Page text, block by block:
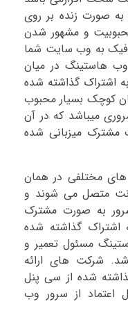
صورت زنده بر روی
و مشهور شدن
به وب سایت شما
هاستینگ در میان
اشتراک گذاشته شده
کوچک بسیار محبوب
میباشد که در آن
میزبانی شده
مختلفی در همان
متصل می شوند و
به صورت مشترک
اشتراک گذاشته شده
مسئول تعمیر و
شرکت های ارائه
شده از سی پنل
اعتماد از سرور وب